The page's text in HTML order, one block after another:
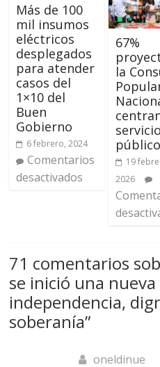
Más de 100
mil insumos
eléctricos
desplegados
para atender
casos del
1×10 del
Buen
Gobierno
6 febrero, 2024
Comentarios
desactivados
67%
la
19
2026
71 comentarios
se inició una nueva
independencia,
soberanía”
oneldinue